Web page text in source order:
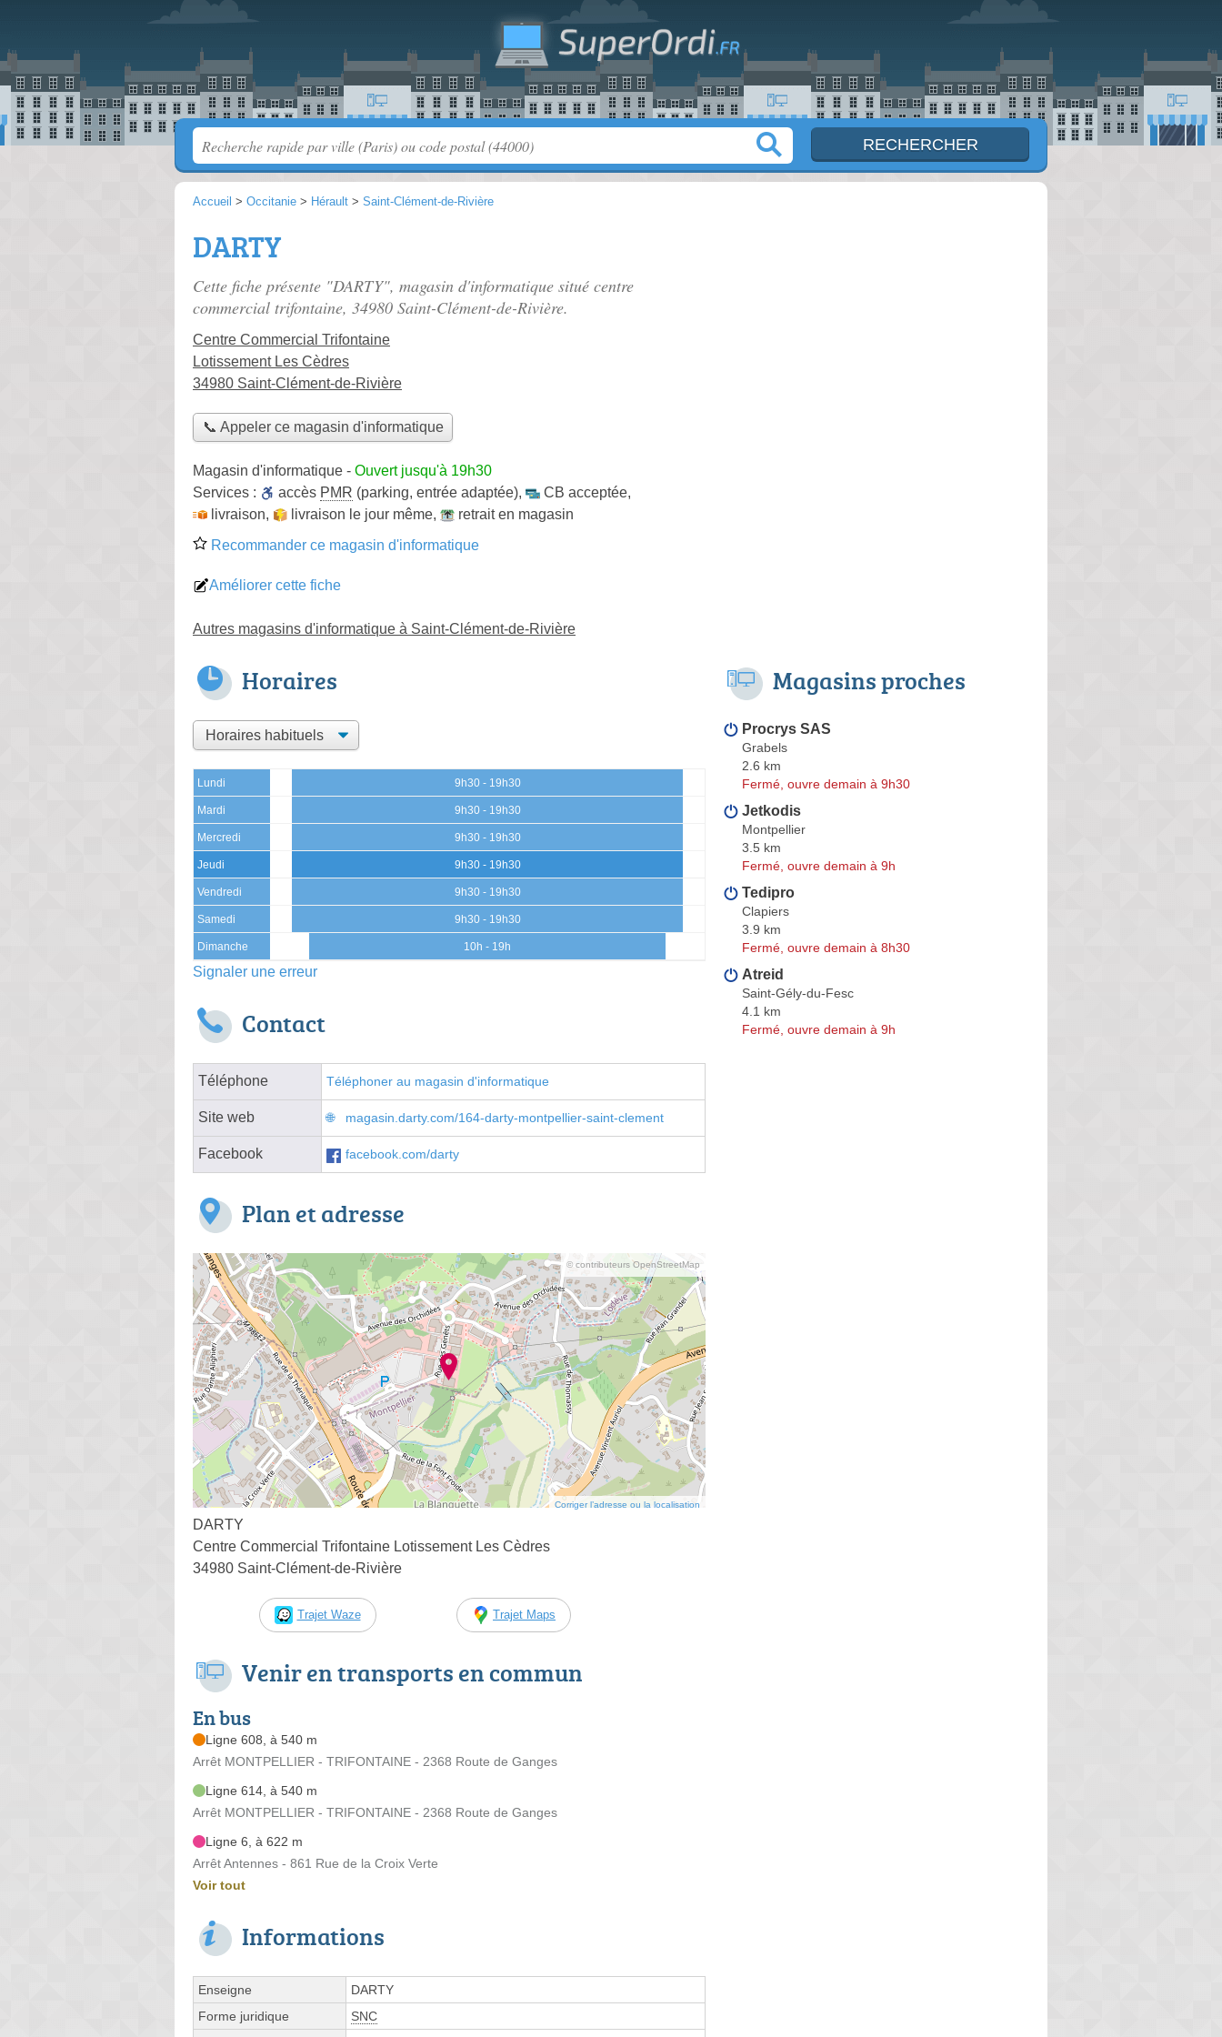
Accueil > Occitanie > Hérault > Saint-Clément-de-Rivière
DARTY
Cette fiche présente "DARTY", magasin d'informatique situé centre
commercial trifontaine, 34980 Saint-Clément-de-Rivière.
Centre Commercial Trifontaine
Lotissement Les Cèdres
34980 Saint-Clément-de-Rivière
📞 Appeler ce magasin d'informatique
Magasin d'informatique - Ouvert jusqu'à 19h30
Services :
accès PMR (parking, entrée adaptée), CB acceptée,
livraison, livraison le jour même,
retrait en magasin
Recommander ce magasin d'informatique
Améliorer cette fiche
Autres magasins d'informatique à Saint-Clément-de-Rivière
Horaires
Lundi 9h30 - 19h30
Mardi 9h30 - 19h30
Mercredi 9h30 - 19h30
Jeudi 9h30 - 19h30
Vendredi 9h30 - 19h30
Samedi 9h30 - 19h30
Dimanche 10h - 19h
Signaler une erreur
Contact
Téléphone Téléphoner au magasin d'informatique
Site web magasin.darty.com/164-darty-montpellier-saint-clement
Facebook facebook.com/darty
Plan et adresse
© contributeurs OpenStreetMap
Corriger l’adresse ou la localisation
DARTY
Centre Commercial Trifontaine Lotissement Les Cèdres
34980 Saint-Clément-de-Rivière
Trajet Waze Trajet Maps
Venir en transports en commun
En bus
Ligne 608, à 540 m
Arrêt MONTPELLIER - TRIFONTAINE - 2368 Route de Ganges
Ligne 614, à 540 m
Arrêt MONTPELLIER - TRIFONTAINE - 2368 Route de Ganges
Ligne 6, à 622 m
Arrêt Antennes - 861 Rue de la Croix Verte
Voir tout
Informations
Enseigne
DARTY
Forme juridique
SNC
Magasins proches
Procrys SAS
Grabels
2.6 km
Fermé, ouvre demain à 9h30
Jetkodis
Montpellier
3.5 km
Fermé, ouvre demain à 9h
Tedipro
Clapiers
3.9 km
Fermé, ouvre demain à 8h30
Atreid
Saint-Gély-du-Fesc
4.1 km
Fermé, ouvre demain à 9h